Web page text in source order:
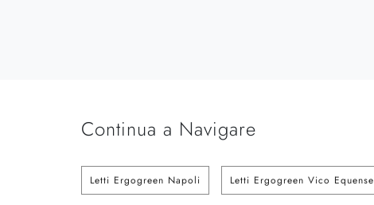
Continua a Navigare
Letti Ergogreen Napoli Letti Ergogreen Vico Equense